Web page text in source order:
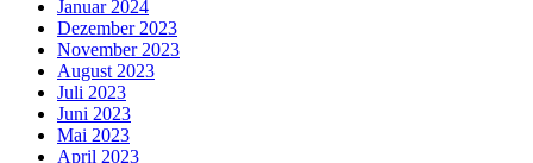
Januar 2024
Dezember 2023
November 2023
August 2023
Juli 2023
Juni 2023
Mai 2023
April 2023